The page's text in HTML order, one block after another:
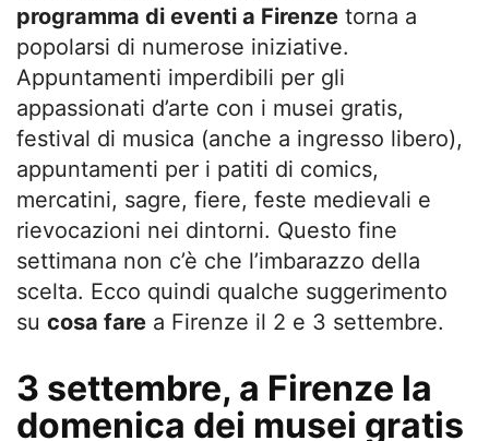
programma di eventi a Firenze torna a
popolarsi di numerose iniziative.
Appuntamenti imperdibili per gli
appassionati d’arte con i musei gratis,
festival di musica (anche a ingresso libero),
appuntamenti per i patiti di comics,
mercatini, sagre, fiere, feste medievali e
rievocazioni nei dintorni. Questo fine
settimana non c’è che l’imbarazzo della
scelta. Ecco quindi qualche suggerimento
su cosa fare a Firenze il 2 e 3 settembre.
3 settembre, a Firenze la
domenica dei musei gratis